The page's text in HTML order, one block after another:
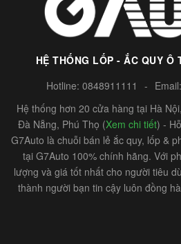
HỆ THỐNG LỐP - ẮC QUY Ô
Hotline: 0848911111 - Email:
Hệ thống hơn 20 cửa hàng tại Hà
Đà Nẵng, Phú Thọ (Xem chi tiết) -
G7Auto là chuỗi bán lẻ ắc quy, lốp &
tại G7Auto 100% chính hãng. Với
lượng và giá tốt nhất cho người tiêu
thành người bạn tin cậy luôn đồng